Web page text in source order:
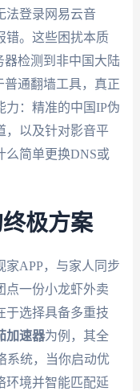
法登录网易云音
错。这些困扰本质
器检测到非中国大陆
通翻墙工具，真正
力：精准的中国IP伪
，以及针对影音平
么简单更换DNS或
极方案
家APP，与家人同步
点一份小龙虾外卖
于选择具备多重技
加速器为例，其全
系统，当你启动优
环境并智能匹配延